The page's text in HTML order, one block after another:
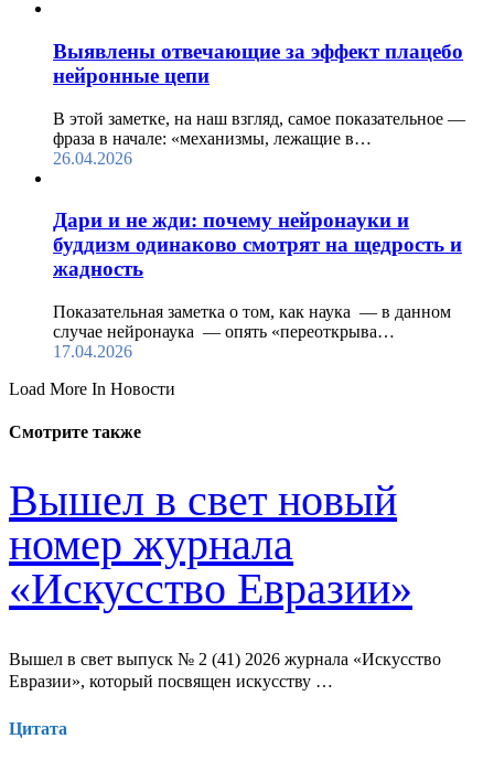
Выявлены отвечающие за эффект плацебо
нейронные цепи
В этой заметке, на наш взгляд, самое показательное —
фраза в начале: «механизмы, лежащие в…
26.04.2026
Дари и не жди: почему нейронауки и
буддизм одинаково смотрят на щедрость и
жадность
Показательная заметка о том, как наука — в данном
случае нейронаука — опять «переоткрыва…
17.04.2026
Load More In Новости
Смотрите также
Вышел в свет новый
номер журнала
«Искусство Евразии»
Вышел в свет выпуск № 2 (41) 2026 журнала «Искусство
Евразии», который посвящен искусству …
Цитата